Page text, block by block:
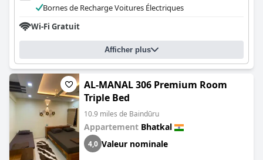
Bornes de Recharge Voitures Électriques
Wi-Fi Gratuit
Afficher plus
AL-MANAL 306 Premium Room
Triple Bed
10.9 miles de Baindūru
Appartement Bhatkal
4,0 Valeur nominale